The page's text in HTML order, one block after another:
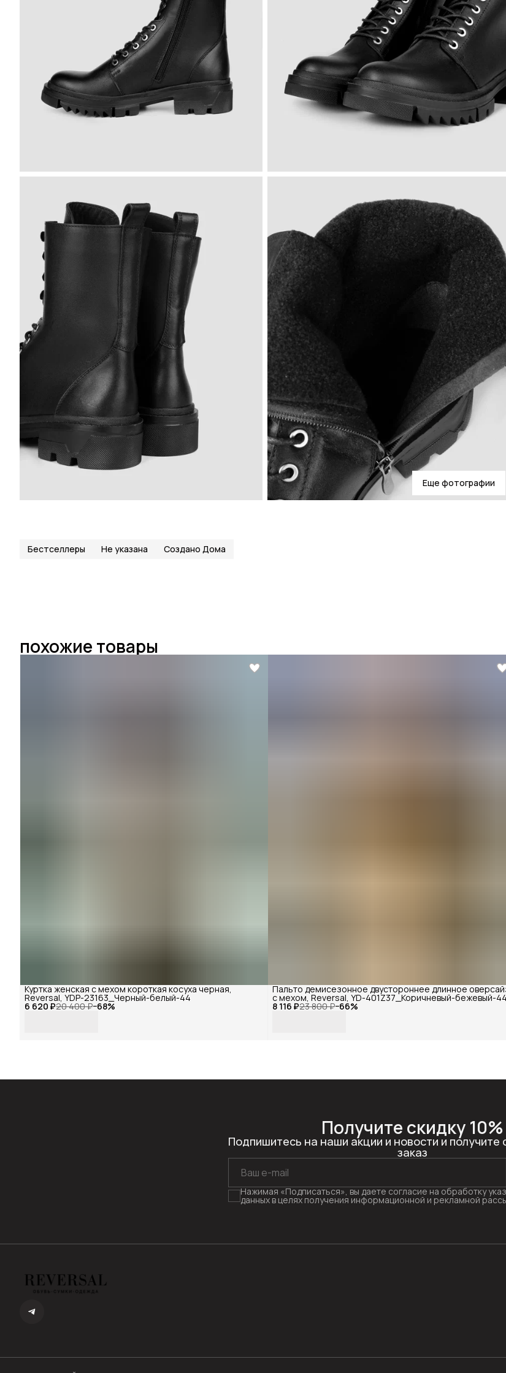
Еще фотографии
Бестселлеры Не указана Создано Дома
похожие товары
6 620 ₽20 400 ₽−68%
Куртка женская с мехом короткая косуха черная,
Reversal, YDP-23163_Черный-белый-44
8 116 ₽23 800 ₽−66%
Пальто демисезонное двустороннее длинное
с мехом, Reversal, YD-401Z37_Коричневый-бежевый-44
Получите скидку 10%
Подпишитесь на наши акции и новости и получите
заказ
Нажимая «Подписаться», вы даете согласие на обработку
данных в целях получения информационной и рекламной